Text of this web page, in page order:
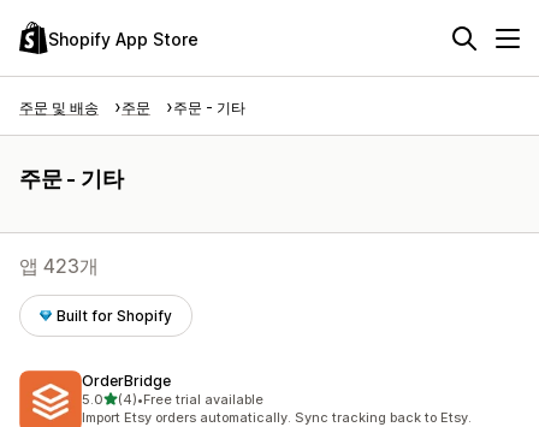
Shopify App Store
주문 및 배송 주문 주문 - 기타
주문 - 기타
앱 423개
Built for Shopify
OrderBridge
5.0별 5개 중
(4)
총 리뷰 4개
•Free trial available
Import Etsy orders automatically. Sync tracking back to Etsy.